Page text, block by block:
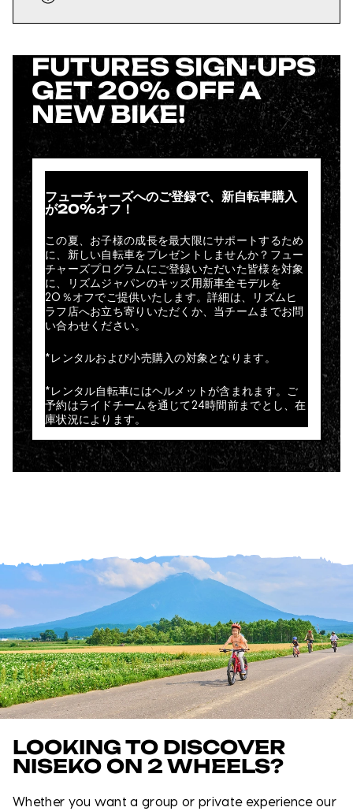
FUTURES SIGN-UPS
GET 20% OFF A
NEW BIKE!
フューチャーズへのご登録で、新自転車購入
が20%オフ！
この夏、お子様の成長を最大限にサポートするため
に、新しい自転車をプレゼントしませんか？フュー
チャーズプログラムにご登録いただいた皆様を対象
に、リズムジャパンのキッズ用新車全モデルを
20％オフでご提供いたします。詳細は、リズムヒ
ラフ店へお立ち寄りいただくか、当チームまでお問
い合わせください。
*レンタルおよび小売購入の対象となります。
*レンタル自転車にはヘルメットが含まれます。ご
予約はライドチームを通じて24時間前までとし、在
庫状況によります。
LOOKING TO DISCOVER
NISEKO ON 2 WHEELS?
Whether you want a group or private experience our